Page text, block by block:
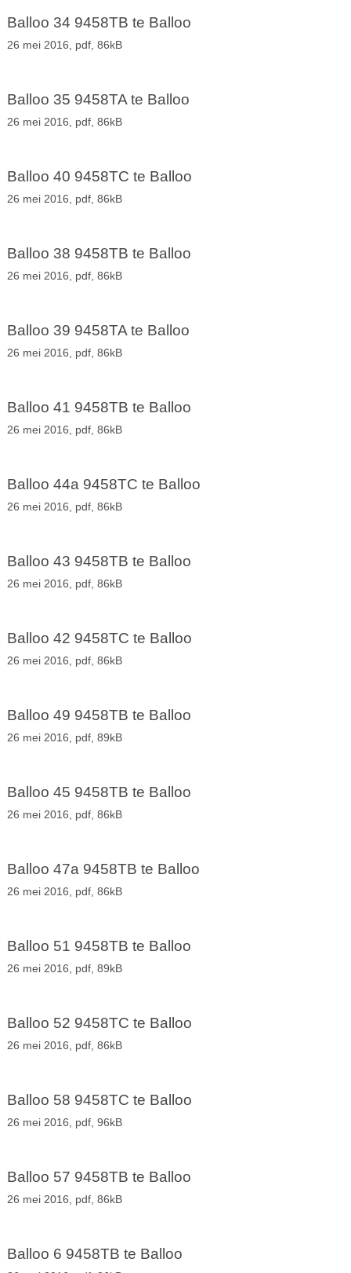
Balloo 34 9458TB te Balloo
26 mei 2016, pdf, 86kB
Balloo 35 9458TA te Balloo
26 mei 2016, pdf, 86kB
Balloo 40 9458TC te Balloo
26 mei 2016, pdf, 86kB
Balloo 38 9458TB te Balloo
26 mei 2016, pdf, 86kB
Balloo 39 9458TA te Balloo
26 mei 2016, pdf, 86kB
Balloo 41 9458TB te Balloo
26 mei 2016, pdf, 86kB
Balloo 44a 9458TC te Balloo
26 mei 2016, pdf, 86kB
Balloo 43 9458TB te Balloo
26 mei 2016, pdf, 86kB
Balloo 42 9458TC te Balloo
26 mei 2016, pdf, 86kB
Balloo 49 9458TB te Balloo
26 mei 2016, pdf, 89kB
Balloo 45 9458TB te Balloo
26 mei 2016, pdf, 86kB
Balloo 47a 9458TB te Balloo
26 mei 2016, pdf, 86kB
Balloo 51 9458TB te Balloo
26 mei 2016, pdf, 89kB
Balloo 52 9458TC te Balloo
26 mei 2016, pdf, 86kB
Balloo 58 9458TC te Balloo
26 mei 2016, pdf, 96kB
Balloo 57 9458TB te Balloo
26 mei 2016, pdf, 86kB
Balloo 6 9458TB te Balloo